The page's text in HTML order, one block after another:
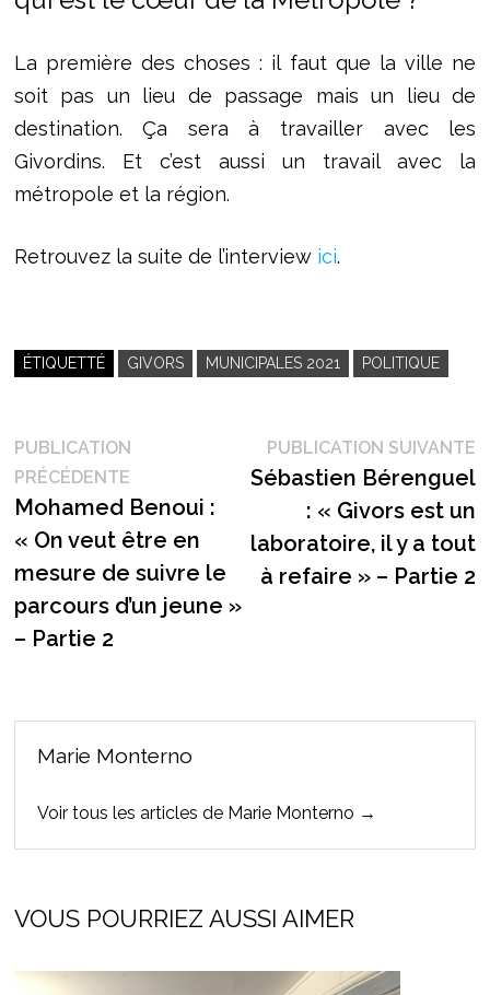
La première des choses : il faut que la ville ne
soit pas un lieu de passage mais un lieu de
destination. Ça sera à travailler avec les
Givordins. Et c’est aussi un travail avec la
métropole et la région.
Retrouvez la suite de l’interview ici.
ÉTIQUETTÉ GIVORS MUNICIPALES 2021 POLITIQUE
Navigation
de
l’article
PUBLICATION
PRÉCÉDENTEPublication
précédente :
Mohamed Benoui :
« On veut être en
mesure de suivre le
parcours d’un jeune »
– Partie 2
PUBLICATION SUIVANTE
Sébastien Bérenguel
: « Givors est un
laboratoire, il y a tout
à refaire » – Partie 2
Marie Monterno
Voir tous les articles de Marie Monterno →
VOUS POURRIEZ AUSSI AIMER